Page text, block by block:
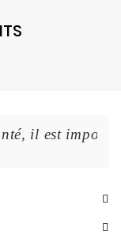
il est